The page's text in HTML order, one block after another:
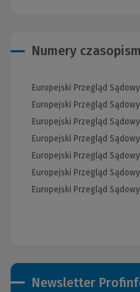
Newsletter
Numery
Europejski Przegląd
Europejski Przegląd
Europejski Przegląd
Europejski Przegląd
Europejski Przegląd
Europejski Przegląd
Europejski Przegląd